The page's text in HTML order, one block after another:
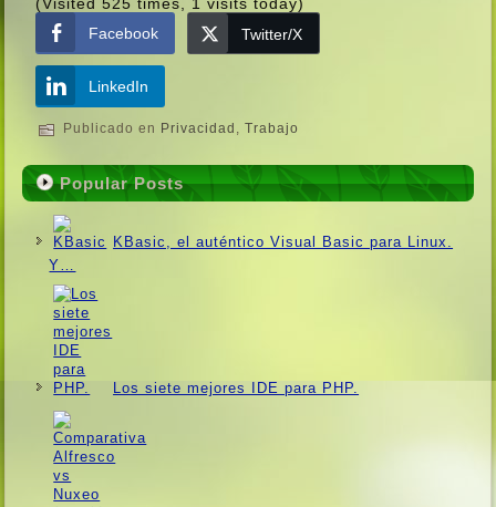
Facebook
Twitter/X
LinkedIn
Publicado en Privacidad ,Trabajo
Popular Posts
KBasic, el auténtico Visual Basic para Linux.
Y…
Los siete mejores IDE para PHP.